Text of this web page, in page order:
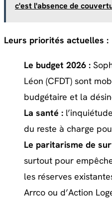
c'est l'absence de
Leurs priorités actuelles :
Le budget 2026 :
Léon (CFDT) sont
budgétaire et la
La santé :
du reste à charge
Le paritarisme de
surtout pour
les réserves
Arrco ou d’Action